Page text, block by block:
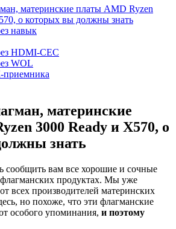
материнские платы AMD Ryzen
о которых вы должны знать
навык
HDMI-CEC
WOL
приемника
материнские
3000 Ready и X570, о
знать
сообщить вам все хорошие и сочные
продуктах. Мы уже
всех производителей материнских
но похоже, что эти флагманские
особого упоминания, и поэтому